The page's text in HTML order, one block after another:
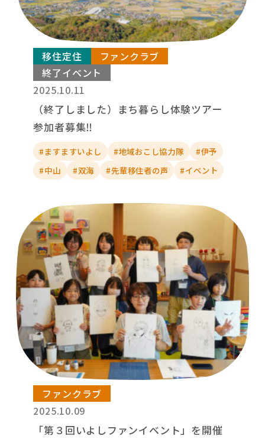
移住定住
ファンクラブ
終了イベント
2025.10.11
（終了しました）まち暮らし体験ツアー
参加者募集‼︎
#ますますいよし #地域おこし協力隊
#伊予
#中山
#双海 #先輩移住者の声 #イベント
ファンクラブ
2025.10.09
「第３回いよしファンイベント」を開催